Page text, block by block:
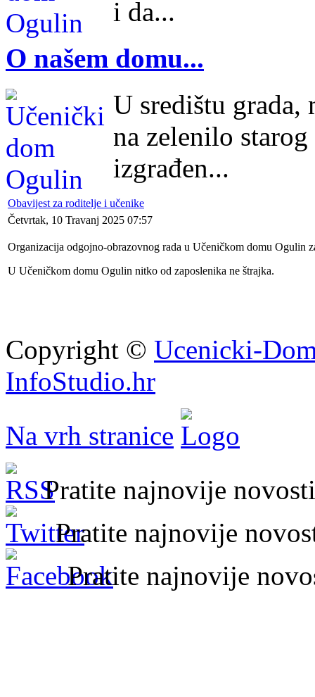
i da...
O našem domu...
U središtu grada,
na zelenilo
izgrađen...
Obavijest za roditelje i učenike
Četvrtak, 10 Travanj 2025 07:57
Organizacija odgojno-obrazovnog rada u Učeničkom domu Ogulin
U Učeničkom domu Ogulin nitko od zaposlenika ne štrajka.
Copyright © Ucenicki-
InfoStudio.hr
Na vrh stranice
Pratite najnovije
Pratite najnovije
Pratite najnovije